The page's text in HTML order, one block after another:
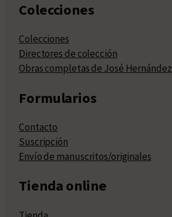
Colecciones
Colecciones
Directores de colección
Obras completas de José Hernández
Formularios
Contacto
Suscripción
Envío de manuscritos/originales
Tienda online